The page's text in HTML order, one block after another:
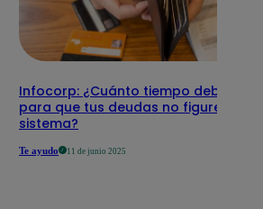
Infocorp: ¿Cuánto tiempo debe pasar
para que tus deudas no figuren en su
sistema?
Te ayudo 11 de junio 2025